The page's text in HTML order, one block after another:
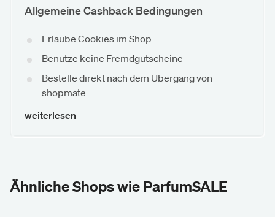
Allgemeine Cashback Bedingungen
Erlaube Cookies im Shop
Benutze keine Fremdgutscheine
Bestelle direkt nach dem Übergang von
shopmate
weiterlesen
Ähnliche Shops wie ParfumSALE